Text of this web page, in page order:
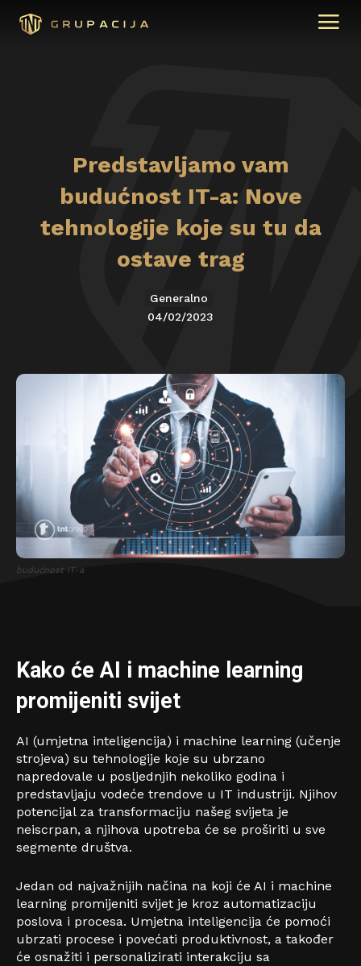
Predstavljamo vam
budućnost IT-a: Nove
tehnologije koje su tu da
ostave trag
Generalno
04/02/2023
budućnost IT-a
Kako će AI i machine learning
promijeniti svijet
AI (umjetna inteligencija) i machine learning (učenje
strojeva) su tehnologije koje su ubrzano
napredovale u posljednjih nekoliko godina i
predstavljaju vodeće trendove u IT industriji. Njihov
potencijal za transformaciju našeg svijeta je
neiscrpan, a njihova upotreba će se proširiti u sve
segmente društva.
Jedan od najvažnijih načina na koji će AI i machine
learning promijeniti svijet je kroz automatizaciju
poslova i procesa. Umjetna inteligencija će pomoći
ubrzati procese i povećati produktivnost, a također
će osnažiti i personalizirati interakciju sa